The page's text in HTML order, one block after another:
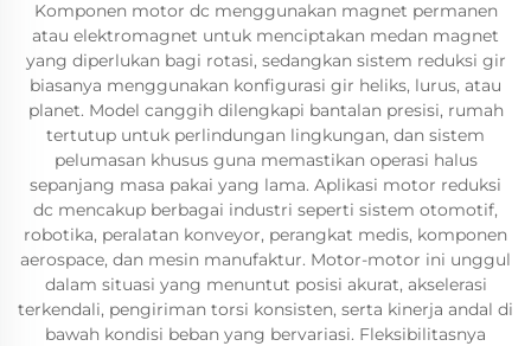
Komponen motor dc menggunakan magnet permanen
atau elektromagnet untuk menciptakan medan magnet
yang diperlukan bagi rotasi, sedangkan sistem reduksi gir
biasanya menggunakan konfigurasi gir heliks, lurus, atau
planet. Model canggih dilengkapi bantalan presisi, rumah
tertutup untuk perlindungan lingkungan, dan sistem
pelumasan khusus guna memastikan operasi halus
sepanjang masa pakai yang lama. Aplikasi motor reduksi
dc mencakup berbagai industri seperti sistem otomotif,
robotika, peralatan konveyor, perangkat medis, komponen
aerospace, dan mesin manufaktur. Motor-motor ini unggul
dalam situasi yang menuntut posisi akurat, akselerasi
terkendali, pengiriman torsi konsisten, serta kinerja andal di
bawah kondisi beban yang bervariasi. Fleksibilitasnya